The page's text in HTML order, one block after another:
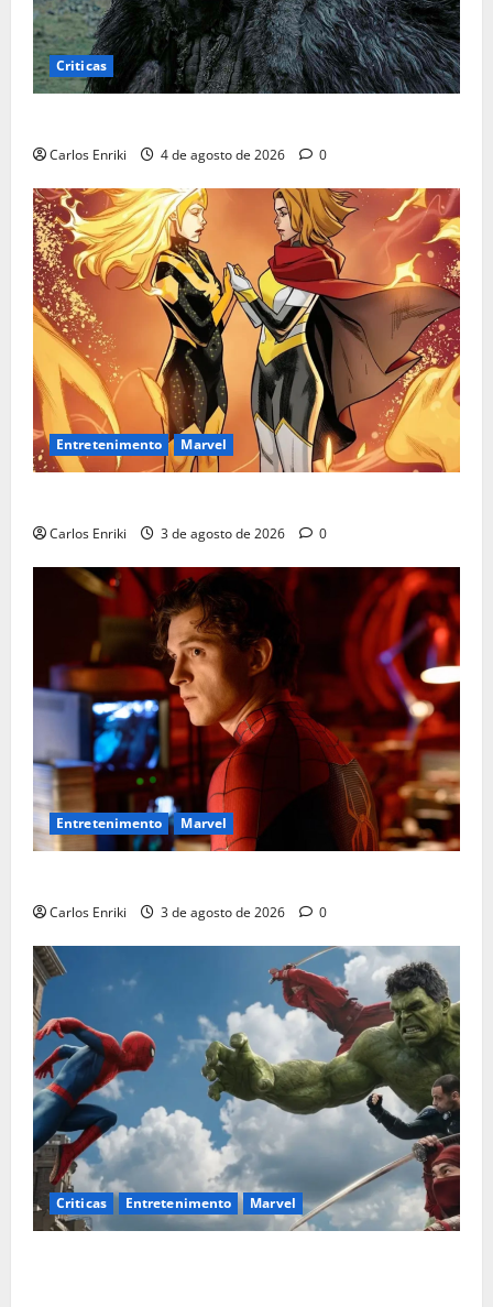
Criticas
Carlos Enriki 4 de agosto de 2026 0
Entretenimento Marvel
Carlos Enriki 3 de agosto de 2026 0
Entretenimento Marvel
Carlos Enriki 3 de agosto de 2026 0
Criticas Entretenimento Marvel